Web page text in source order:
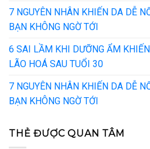
7 NGUYÊN NHÂN KHIẾN DA DỄ
BẠN KHÔNG NGỜ TỚI
6 SAI LẦM KHI DƯỠNG ẨM
LÃO HOÁ SAU TUỔI 30
7 NGUYÊN NHÂN KHIẾN DA DỄ
BẠN KHÔNG NGỜ TỚI
THẺ ĐƯỢC QUAN TÂM